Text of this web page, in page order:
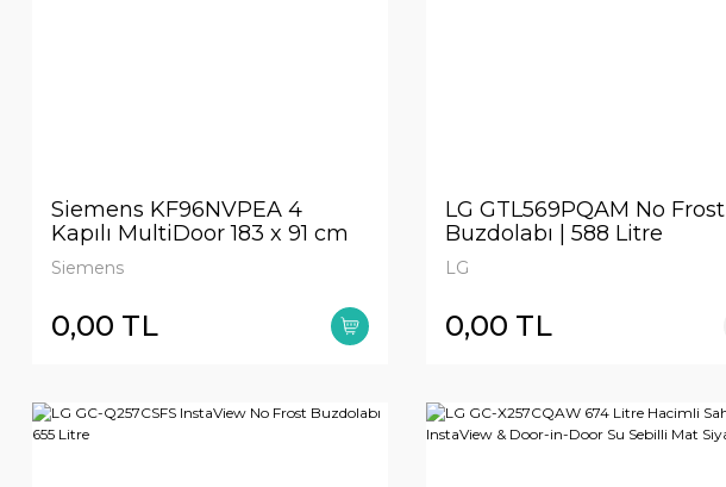
Siemens KF96NVPEA 4
Kapılı MultiDoor 183 x 91 cm
Kolay temizlenebilir Inox
Siemens
0,00 TL
LG GTL569PQAM No Frost
Buzdolabı | 588 Litre
Kapasite
LG
0,00 TL